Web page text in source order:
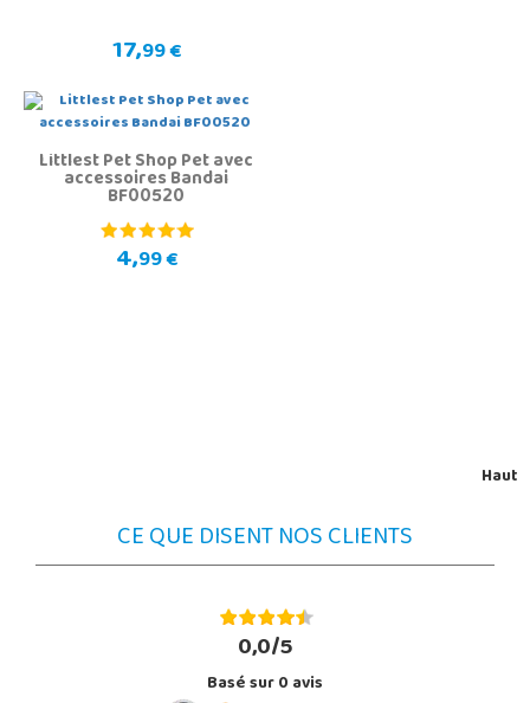
17,99 €
Littlest Pet Shop Pet avec
accessoires Bandai
BF00520
4,99 €
Haut
CE QUE DISENT NOS CLIENTS
0,0/5
Basé sur0avis